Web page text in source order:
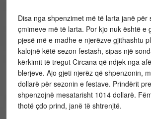
Disa nga shpenzimet më të larta janë për
çmimeve më të larta. Por kjo nuk është e
pjesë më e madhe e njerëzve gjithashtu
kalojnë këtë sezon festash, sipas një
kërkimit të tregut Circana që ndjek nga
blerjeve. Ajo gjeti njerëz që shpenzonin,
dollarë për sezonin e festave. Prindërit
shpenzojnë mesatarisht 1014 dollarë.
thotë çdo prind, janë të shtrenjtë.